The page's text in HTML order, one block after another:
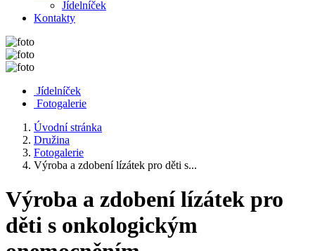
Jídelníček
Kontakty
Jídelníček
Fotogalerie
Úvodní stránka
Družina
Fotogalerie
Výroba a zdobení lízátek pro děti s...
Výroba a zdobení lízátek pro
děti s onkologickým